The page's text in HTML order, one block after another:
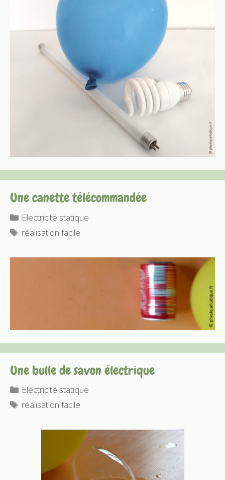
Une canette télécommandée
Catégories
Electricité statique
Étiquettes
réalisation facile
Une bulle de savon électrique
Catégories
Electricité statique
Étiquettes
réalisation facile